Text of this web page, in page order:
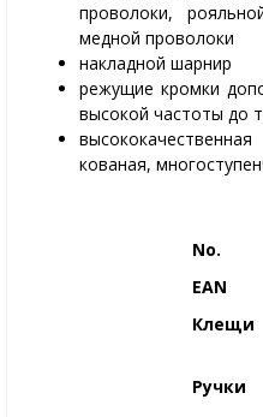
проволоки,
медной проволоки
накладной шарнир
режущие кромки
высокой частоты до
кованая,
No.
EAN
Клещи
Ручки